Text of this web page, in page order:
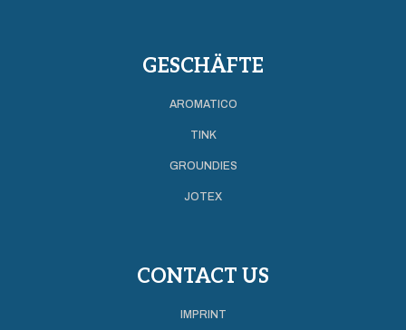
GESCHÄFTE
AROMATICO
TINK
GROUNDIES
JOTEX
CONTACT US
IMPRINT